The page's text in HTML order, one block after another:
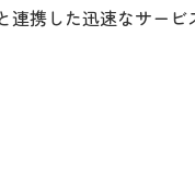
連携した迅速なサービ